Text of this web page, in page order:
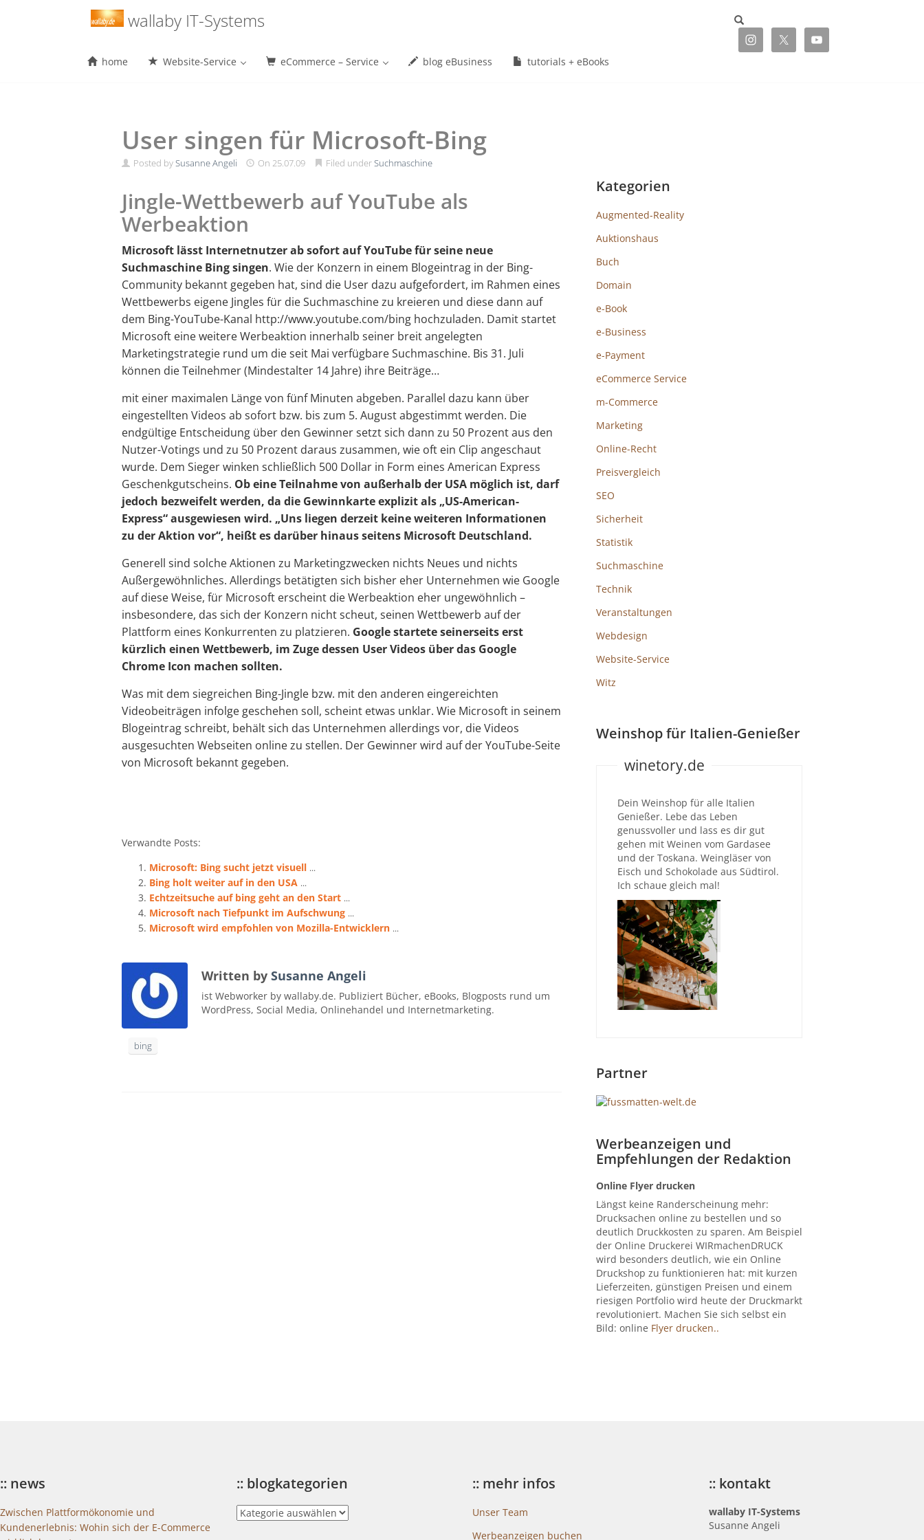
wallaby IT-Systems
Menu
home Website-Service eCommerce – Service blog eBusiness tutorials + eBooks
User singen für Microsoft-Bing
Posted bySusanne Angeli On 25.07.09 Filed underSuchmaschine
Jingle-Wettbewerb auf YouTube als
Werbeaktion
Microsoft lässt Internetnutzer ab sofort auf YouTube für seine neue
Suchmaschine Bing singen. Wie der Konzern in einem Blogeintrag in der Bing-
Community bekannt gegeben hat, sind die User dazu aufgefordert, im Rahmen eines
Wettbewerbs eigene Jingles für die Suchmaschine zu kreieren und diese dann auf
dem Bing-YouTube-Kanal http://www.youtube.com/bing hochzuladen. Damit startet
Microsoft eine weitere Werbeaktion innerhalb seiner breit angelegten
Marketingstrategie rund um die seit Mai verfügbare Suchmaschine. Bis 31. Juli
können die Teilnehmer (Mindestalter 14 Jahre) ihre Beiträge…
mit einer maximalen Länge von fünf Minuten abgeben. Parallel dazu kann über
eingestellten Videos ab sofort bzw. bis zum 5. August abgestimmt werden. Die
endgültige Entscheidung über den Gewinner setzt sich dann zu 50 Prozent aus den
Nutzer-Votings und zu 50 Prozent daraus zusammen, wie oft ein Clip angeschaut
wurde. Dem Sieger winken schließlich 500 Dollar in Form eines American Express
Geschenkgutscheins. Ob eine Teilnahme von außerhalb der USA möglich ist, darf
jedoch bezweifelt werden, da die Gewinnkarte explizit als „US-American-
Express“ ausgewiesen wird. „Uns liegen derzeit keine weiteren Informationen
zu der Aktion vor“, heißt es darüber hinaus seitens Microsoft Deutschland.
Generell sind solche Aktionen zu Marketingzwecken nichts Neues und nichts
Außergewöhnliches. Allerdings betätigten sich bisher eher Unternehmen wie Google
auf diese Weise, für Microsoft erscheint die Werbeaktion eher ungewöhnlich –
insbesondere, das sich der Konzern nicht scheut, seinen Wettbewerb auf der
Plattform eines Konkurrenten zu platzieren. Google startete seinerseits erst
kürzlich einen Wettbewerb, im Zuge dessen User Videos über das Google
Chrome Icon machen sollten.
Was mit dem siegreichen Bing-Jingle bzw. mit den anderen eingereichten
Videobeiträgen infolge geschehen soll, scheint etwas unklar. Wie Microsoft in seinem
Blogeintrag schreibt, behält sich das Unternehmen allerdings vor, die Videos
ausgesuchten Webseiten online zu stellen. Der Gewinner wird auf der YouTube-Seite
von Microsoft bekannt gegeben.
Verwandte Posts:
Microsoft: Bing sucht jetzt visuell ...
Bing holt weiter auf in den USA ...
Echtzeitsuche auf bing geht an den Start ...
Microsoft nach Tiefpunkt im Aufschwung ...
Microsoft wird empfohlen von Mozilla-Entwicklern ...
Written by Susanne Angeli
ist Webworker by wallaby.de. Publiziert Bücher, eBooks, Blogposts rund um
WordPress, Social Media, Onlinehandel und Internetmarketing.
bing
Kategorien
Augmented-Reality
Auktionshaus
Buch
Domain
e-Book
e-Business
e-Payment
eCommerce Service
m-Commerce
Marketing
Online-Recht
Preisvergleich
SEO
Sicherheit
Statistik
Suchmaschine
Technik
Veranstaltungen
Webdesign
Website-Service
Witz
Weinshop für Italien-Genießer
winetory.de
Dein Weinshop für alle Italien
Genießer. Lebe das Leben
genussvoller und lass es dir gut
gehen mit Weinen vom Gardasee
und der Toskana. Weingläser von
Eisch und Schokolade aus Südtirol.
Ich schaue gleich mal!
Partner
Werbeanzeigen und
Empfehlungen der Redaktion
Online Flyer drucken
Längst keine Randerscheinung mehr:
Drucksachen online zu bestellen und so
deutlich Druckkosten zu sparen. Am Beispiel
der Online Druckerei WIRmachenDRUCK
wird besonders deutlich, wie ein Online
Druckshop zu funktionieren hat: mit kurzen
Lieferzeiten, günstigen Preisen und einem
riesigen Portfolio wird heute der Druckmarkt
revolutioniert. Machen Sie sich selbst ein
Bild: online Flyer drucken..
:: news
Zwischen Plattformökonomie und
Kundenerlebnis: Wohin sich der E-Commerce
:: blogkategorien
::
blogkategorien
:: mehr infos
Unser Team
Werbeanzeigen buchen
:: kontakt
wallaby IT-Systems
Susanne Angeli